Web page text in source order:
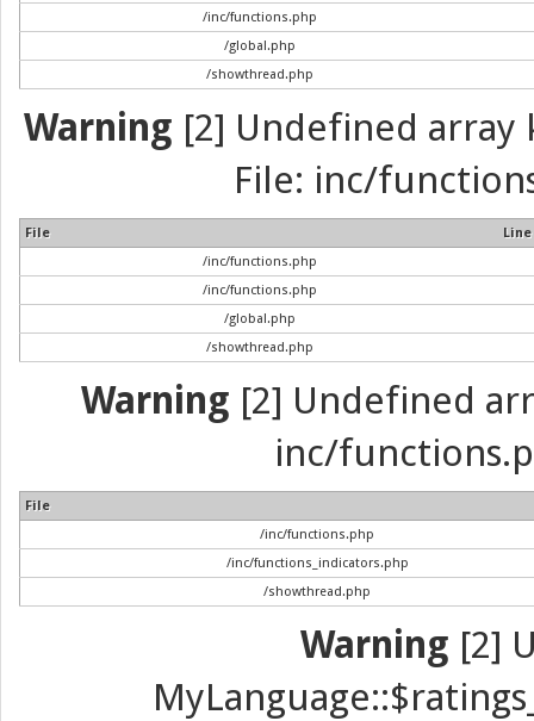
/inc/functions.php
/global.php
/showthread.php
Warning [2] Undefined array
File: inc/
File
Line
/inc/functions.php
/inc/functions.php
/global.php
/showthread.php
Warning [2] Undefined
inc/
File
/inc/functions.php
/inc/functions_indicators.php
/showthread.php
Warning [2]